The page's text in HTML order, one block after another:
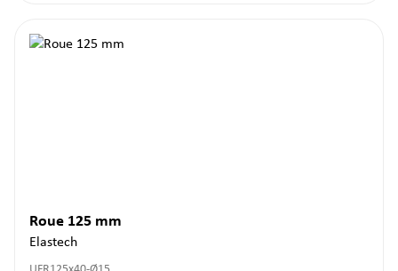
Roue 125 mm
Elastech